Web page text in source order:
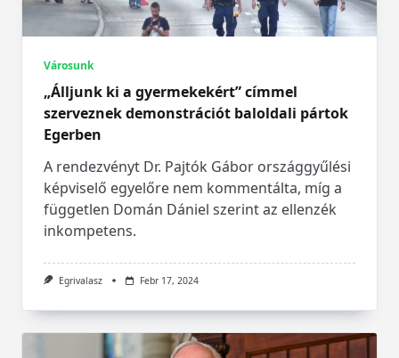
Városunk
„Álljunk ki a gyermekekért” címmel
szerveznek demonstrációt baloldali pártok
Egerben
A rendezvényt Dr. Pajtók Gábor országgyűlési
képviselő egyelőre nem kommentálta, míg a
független Domán Dániel szerint az ellenzék
inkompetens.
Egrivalasz Febr 17, 2024